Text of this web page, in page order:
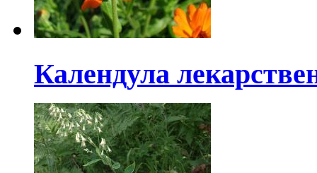
Календула